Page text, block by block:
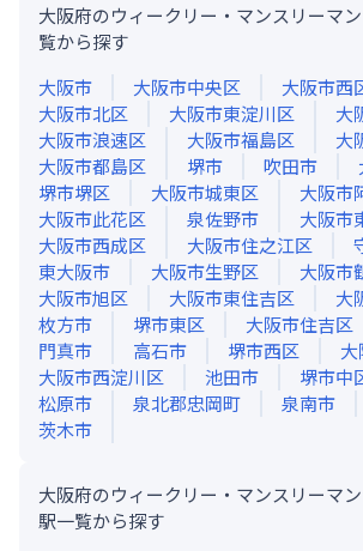
大阪府のウィークリー・マンスリーマ
覧から探す
大阪市
大阪市中央区
大阪市西
大阪市北区
大阪市東淀川区
大
大阪市浪速区
大阪市福島区
大
大阪市都島区
堺市 吹田市
堺市堺区
大阪市城東区
大阪市
大阪市此花区
泉佐野市
大阪市
大阪市西成区
大阪市住之江区
東大阪市
大阪市生野区
大阪市
大阪市旭区
大阪市東住吉区
大
枚方市
堺市東区 大阪市住吉区
門真市
高石市 堺市西区
大阪市西淀川区
池田市 堺市中
松原市
泉北郡忠岡町 泉南市
茨木市
大阪府のウィークリー・マンスリーマ
駅一覧から探す